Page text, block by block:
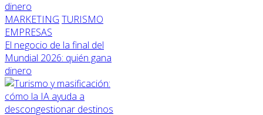
MARKETING TURISMO
EMPRESAS
El negocio de la final del
Mundial 2026: quién gana
dinero